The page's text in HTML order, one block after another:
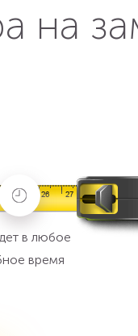
на
в любое
время